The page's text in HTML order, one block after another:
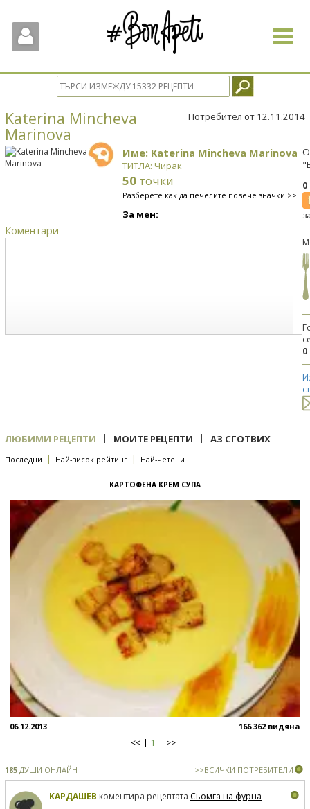
Toggle
Katerina Mincheva
Marinova
Потребител от 12.11.2014
Име: Katerina Mincheva Marinova
ТИТЛА: Чирак
50 точки
Разберете как да печелите повече значки >>
За мен:
Коментари
0
ЛЮБИМИ РЕЦЕПТИ | МОИТЕ РЕЦЕПТИ | АЗ СГОТВИХ
Последни | Най-висок рейтинг | Най-четени
КАРТОФЕНА КРЕМ СУПА
06.12.2013 166 362 видяна
<< 1 >>
185 ДУШИ ОНЛАЙН >>ВСИЧКИ ПОТРЕБИТЕЛИ
КАРДАШЕВ коментира рецептата Сьомга на фурна